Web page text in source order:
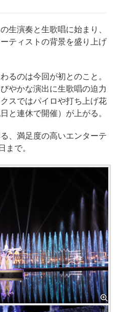
生演奏と生歌唱に始まり、
ティストの背景を盛り上げ
るのは今回が初とのこと。
やかな演出に生歌唱の迫力
スではパイロや打ち上げ花
と連休で開催）が上がる。
、満足度の高いエンターテ
まで。